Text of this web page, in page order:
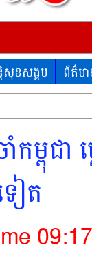
សុខសង្គម
ព័ត៌ម
កម្ពុជ
ៀត